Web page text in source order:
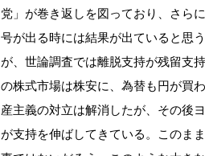
党」が巻き返しを図っており、さら
号が出る時には結果が出ていると思
が、世論調査では離脱支持が残留支
の株式市場は株安に、為替も円が買
産主義の対立は解消したが、その後
が支持を伸ばしてきている。このま